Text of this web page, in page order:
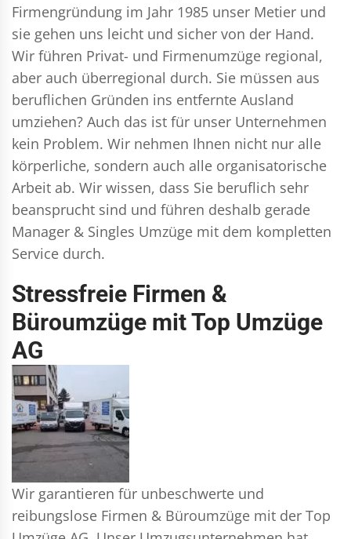
Firmengründung im Jahr 1985 unser Metier und
sie gehen uns leicht und sicher von der Hand.
Wir führen Privat- und Firmenumzüge regional,
aber auch überregional durch. Sie müssen aus
beruflichen Gründen ins entfernte Ausland
umziehen? Auch das ist für unser Unternehmen
kein Problem. Wir nehmen Ihnen nicht nur alle
körperliche, sondern auch alle organisatorische
Arbeit ab. Wir wissen, dass Sie beruflich sehr
beansprucht sind und führen deshalb gerade
Manager & Singles Umzüge mit dem kompletten
Service durch.
Stressfreie Firmen &
Büroumzüge mit Top Umzüge
AG
Wir garantieren für unbeschwerte und
reibungslose Firmen & Büroumzüge mit der Top